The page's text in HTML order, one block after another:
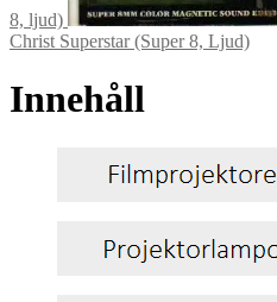
8, ljud)
Christ Superstar (Super 8, Ljud)
Innehåll